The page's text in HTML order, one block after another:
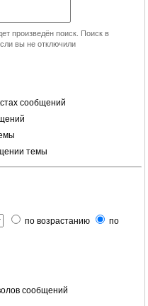
произведён поиск. Поиск в
вы не отключили
сообщений
темы
по возрастанию
по
сообщений